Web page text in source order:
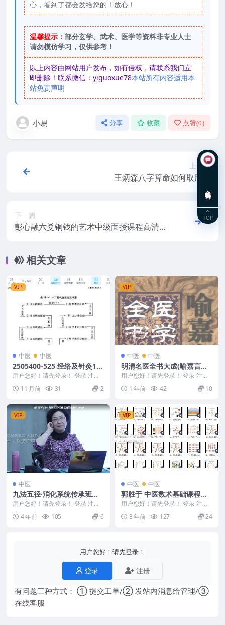
心，看到了都会发给您的！放心！
温馨提示： 部分玄学、武术、医学等资料非专业人士
请勿模仿学习，仅供参考！
以上内容由网站用户发布，如有侵权，请联系我们立
即删除！联系微信：yiguoxue78本站所有内容适用本
站免责声明
小易 分享 收藏 点赞(0)
上一篇
王炳森八字算命如何取用神
下一篇
彭心融六爻铜钱的艺术中级面授课程高清视
相关文章
VIP
中医 中医
2505400-525 经络及针灸12
8p
用户您好！请先登录！ 登录 注册
11 月前 31 2
VIP
中医 中医
明清名医全书大成(喻嘉言医
学全书.)
用户您好！请先登录！ 登录 注册
明清名医全书大成(喻嘉言医学全
书. 25054...
1 年前 42 10
VIP
中医
九法五径·消化系统传承班课
程视频12集百度盘下载
用户您好！请先登录！ 登录 注册
编码：f5302九法五径·消化系统传
承班4 年前 105 6
VIP
中医 中医
郭胜于 中医数术基础课程视
频59集：五运六气、阴阳 、
五行生克、天干地支
用户您好！请先登录！ 登录 注册
郭胜于中医数术基础课程视频59
集，是一套中医和...
3 年前 127 24
用户您好！请先登录！
登录 注册
有问题三种方式： ① 提交工单/② 发站内消息给管理/③
在线客服
TOP